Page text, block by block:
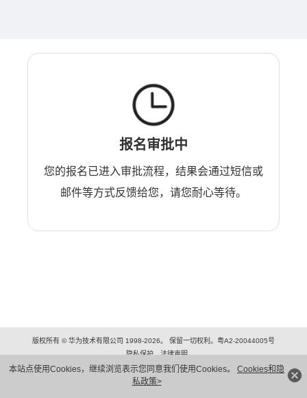
本站点使用Cookies，继续浏览表示您同意我们使用Cookies。 Cookies和隐
私政策>
报名审批中
您的报名已进入审批流程，结果会通过短信或
邮件等方式反馈给您，请您耐心等待。
版权所有 © 华为技术有限公司 1998-2026。 保留一切权利。粤A2-20044005号
隐私保护
法律声明